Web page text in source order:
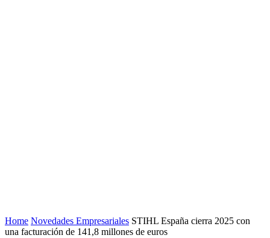
Home Novedades Empresariales STIHL España cierra 2025 con
una facturación de 141,8 millones de euros